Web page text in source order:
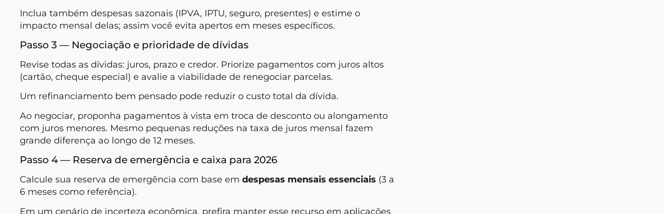
Inclua também despesas sazonais (IPVA, IPTU, seguro, presentes) e estime o
impacto mensal delas; assim você evita apertos em meses específicos.
Passo 3 — Negociação e prioridade de dívidas
Revise todas as dívidas: juros, prazo e credor. Priorize pagamentos com juros altos
(cartão, cheque especial) e avalie a viabilidade de renegociar parcelas.
Um refinanciamento bem pensado pode reduzir o custo total da dívida.
Ao negociar, proponha pagamentos à vista em troca de desconto ou alongamento
com juros menores. Mesmo pequenas reduções na taxa de juros mensal fazem
grande diferença ao longo de 12 meses.
Passo 4 — Reserva de emergência e caixa para 2026
Calcule sua reserva de emergência com base em despesas mensais essenciais (3 a
6 meses como referência).
Em um cenário de incerteza econômica, prefira manter esse recurso em aplicações